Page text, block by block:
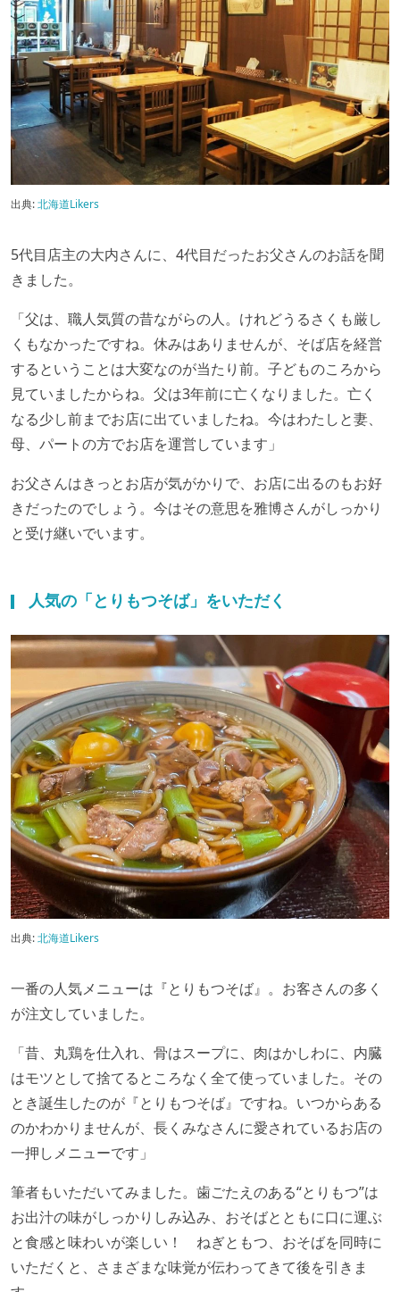
出典:北海道Likers
5代目店主の大内さんに、4代目だったお父さんのお話を聞
きました。
「父は、職人気質の昔ながらの人。けれどうるさくも厳し
くもなかったですね。休みはありませんが、そば店を経営
するということは大変なのが当たり前。子どものころから
見ていましたからね。父は3年前に亡くなりました。亡く
なる少し前までお店に出ていましたね。今はわたしと妻、
母、パートの方でお店を運営しています」
お父さんはきっとお店が気がかりで、お店に出るのもお好
きだったのでしょう。今はその意思を雅博さんがしっかり
と受け継いでいます。
人気の「とりもつそば」をいただく
出典:北海道Likers
一番の人気メニューは『とりもつそば』。お客さんの多く
が注文していました。
「昔、丸鶏を仕入れ、骨はスープに、肉はかしわに、内臓
はモツとして捨てるところなく全て使っていました。その
とき誕生したのが『とりもつそば』ですね。いつからある
のかわかりませんが、長くみなさんに愛されているお店の
一押しメニューです」
筆者もいただいてみました。歯ごたえのある“とりもつ”は
お出汁の味がしっかりしみ込み、おそばとともに口に運ぶ
と食感と味わいが楽しい！ ねぎともつ、おそばを同時に
いただくと、さまざまな味覚が伝わってきて後を引きま